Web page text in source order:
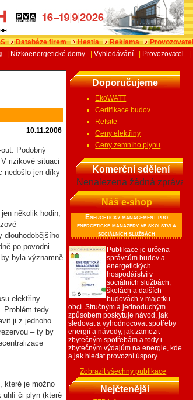
Databáze firem Hestia Reklama
Provozovatel
Nízkoenergetické domy Vyhledávání Provozovatel
10.11.2006
Podobný
rizikové situaci
nedošlo jen díky
několik hodin,
dlouhodobějšího
po povodni –
byla významně
elektřiny.
Problém tedy
ji z jednoho
– ty by
které je možno
uhlí či plyn (které
Doporučujeme
EkoWATT
Certifikace budov
Refsite
Ceny elektřiny
Ceny zemního plynu
Komerční sdělení
Nenalezena žádná zpráva
Náš e-shop
Energetický management pro
energetické manažery ve školství a
sociálních službách
Publikace je určena
správcům budov a
energetických
hospodářství v
sociálních službách,
školách a dalších
budovách v majetku
obcí. Stručným a jednoduchým
způsobem poskytuje návod, jak
sledovat a vyhodnocovat spotřeby
energií a návody, jak zamezit
zbytečným spotřebám a tedy i
zbytečným výdajům na energie, kde
a jak hledat provozní úspory.
Zobrazit všechny publikace
Nejčtenější